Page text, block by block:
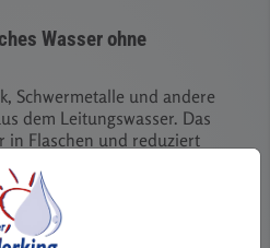
Wasser ohne
Schwermetalle und andere
dem Leitungswasser. Das
in Flaschen und reduziert
Wer Wert auf gutes
mit hoher Wasserhärte